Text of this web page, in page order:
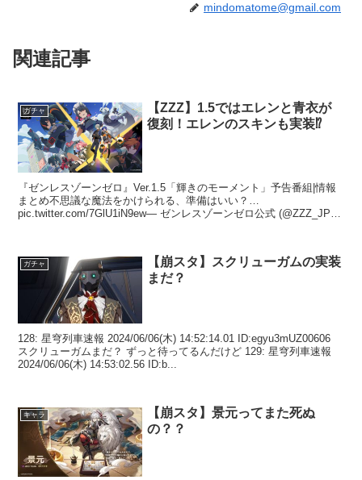
mindomatome@gmail.com
関連記事
ガチャ
【ZZZ】1.5ではエレンと青衣が
復刻！エレンのスキンも実装⁉
『ゼンレスゾーンゼロ』Ver.1.5「輝きのモーメント」予告番組|情報
まとめ不思議な魔法をかけられる、準備はいい？…
pic.twitter.com/7GlU1iN9ew— ゼンレスゾーンゼロ公式 (@ZZZ_JP)
ガチャ
【崩スタ】スクリューガムの実装
まだ？
128: 星穹列車速報 2024/06/06(木) 14:52:14.01 ID:egyu3mUZ00606
スクリューガムまだ？ ずっと待ってるんだけど 129: 星穹列車速報
2024/06/06(木) 14:53:02.56 ID:b...
キャラ
【崩スタ】景元ってまた死ぬ
の？？